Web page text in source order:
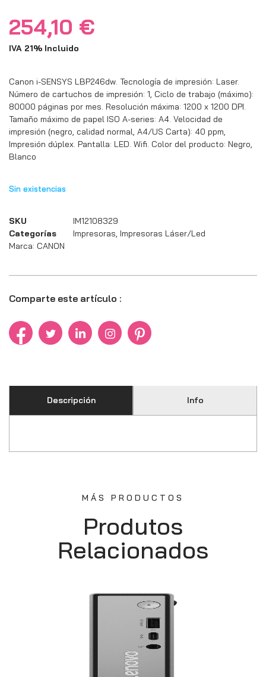
254,10 €
IVA 21% Incluido
Canon i-SENSYS LBP246dw. Tecnología de impresión: Laser.
Número de cartuchos de impresión: 1, Ciclo de trabajo (máximo):
80000 páginas por mes. Resolución máxima: 1200 x 1200 DPI.
Tamaño máximo de papel ISO A-series: A4. Velocidad de
impresión (negro, calidad normal, A4/US Carta): 40 ppm,
Impresión dúplex. Pantalla: LED. Wifi. Color del producto: Negro,
Blanco
Sin existencias
SKU
IM12108329
Categorías
Impresoras, Impresoras Láser/Led
Marca: CANON
Comparte este artículo :
Descripción Info
MÁS PRODUCTOS
Produtos
Relacionados